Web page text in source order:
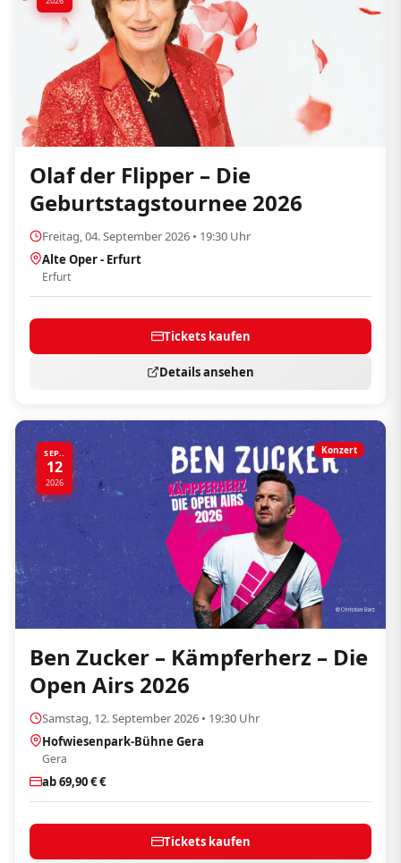
Olaf der Flipper – Die
Geburtstagstournee 2026
Freitag, 04. September 2026 • 19:30 Uhr
Alte Oper - Erfurt
Erfurt
Tickets kaufen
Details ansehen
SEP..
12
2026
Konzert
Ben Zucker – Kämpferherz – Die
Open Airs 2026
Samstag, 12. September 2026 • 19:30 Uhr
Hofwiesenpark-Bühne Gera
Gera
ab 69,90 € €
Tickets kaufen